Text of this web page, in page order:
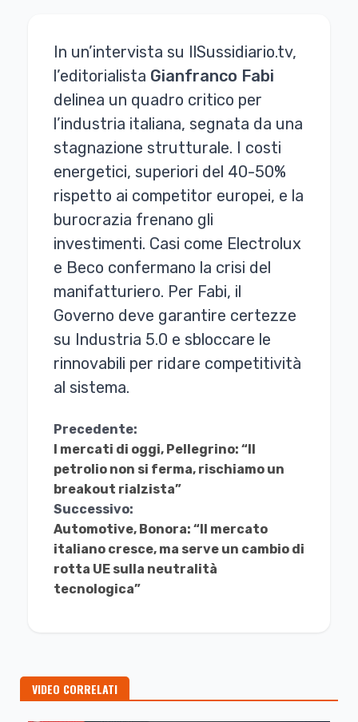
In un’intervista su IlSussidiario.tv,
l’editorialista Gianfranco Fabi
delinea un quadro critico per
l’industria italiana, segnata da una
stagnazione strutturale. I costi
energetici, superiori del 40-50%
rispetto ai competitor europei, e la
burocrazia frenano gli
investimenti. Casi come Electrolux
e Beco confermano la crisi del
manifatturiero. Per Fabi, il
Governo deve garantire certezze
su Industria 5.0 e sbloccare le
rinnovabili per ridare competitività
al sistema.
Continua
a
Leggere
Precedente:
I mercati di oggi, Pellegrino: “Il
petrolio non si ferma, rischiamo un
breakout rialzista”
Successivo:
Automotive, Bonora: “Il mercato
italiano cresce, ma serve un cambio di
rotta UE sulla neutralità
tecnologica”
VIDEO CORRELATI